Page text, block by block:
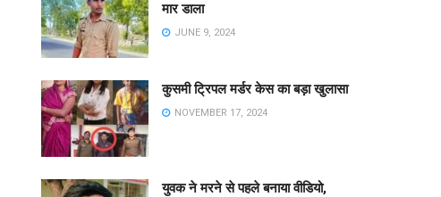
मार डाला
JUNE 9, 2024
कुसमी ट्रिपल मर्डर केस का बड़ा खुलासा
NOVEMBER 17, 2024
युवक ने मरने से पहले बनाया वीडियो,